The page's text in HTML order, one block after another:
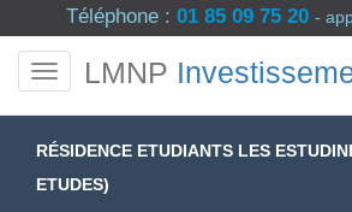
Téléphone : 01 85 09 75 20 -
LMNP
RÉSIDENCE ETUDIANTS LES
ETUDES)